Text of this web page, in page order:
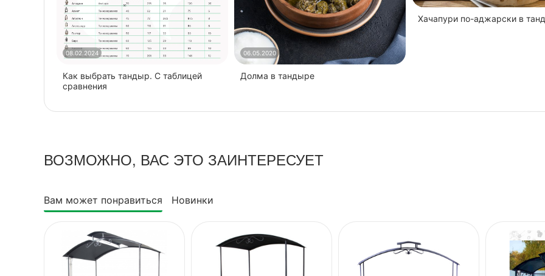
08.02.2024
Как выбрать тандыр. С таблицей
сравнения
06.05.2020
​Долма в тандыре
Хачапури по-аджарски в
ВОЗМОЖНО, ВАС ЭТО ЗАИНТЕРЕСУЕТ
Вам может понравиться Новинки